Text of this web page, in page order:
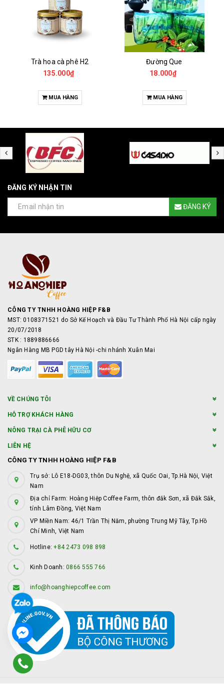
Trà hoa cà phê H2
135.000₫
MUA HÀNG
Đường Que
18.000₫
MUA HÀNG
ĐĂNG KÝ NHẬN TIN
ĐĂNG KÝ
CÔNG TY TNHH HOÀNG HIỆP F&B
MST: 0108371521 do Sở Kế Hoạch và Đầu Tư Thành Phố Hà Nội cấp ngày
20/07/2018
STK : 1889886666
Ngân Hàng MB PGD tây Hà Nội -chi nhánh Xuân Mai
VỀ CHÚNG TÔI
HỖ TRỢ KHÁCH HÀNG
NÔNG TRẠI CÀ PHÊ HỮU CƠ
LIÊN HỆ
CÔNG TY TNHH HOÀNG HIỆP F&B
Trụ sở: Lô E18-DG03, thôn Du Nghệ, xã Quốc Oai, Tp.Hà Nội, Việt
Nam
Địa chỉ Farm: Hoàng Hiệp Coffee Farm, thôn đắk Sơn, xã Đắk Sắk,
tỉnh Lâm Đồng, Việt Nam
VP Miền Nam: 46/1 Trần Thị Năm, phường Trung Mỹ Tây, Tp.Hồ
Chí Minh, Việt Nam
Hotline:+84 2473 098 898
Kinh Doanh: 0866 555 766
info@hoanghiepcoffee.com